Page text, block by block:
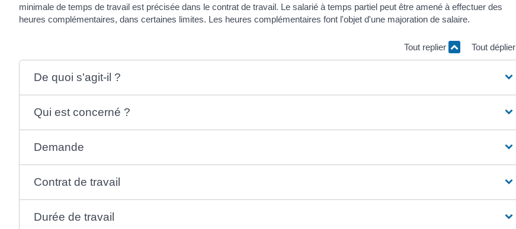
minimale de temps de travail est précisée dans le contrat de travail. Le salarié à temps partiel peut être amené à effectuer des
heures complémentaires, dans certaines limites. Les heures complémentaires font l'objet d'une majoration de salaire.
Tout replier Tout déplier
De quoi s'agit-il ?
Qui est concerné ?
Demande
Contrat de travail
Durée de travail